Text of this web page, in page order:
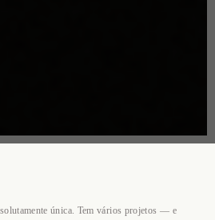
única. Tem vários projetos — e